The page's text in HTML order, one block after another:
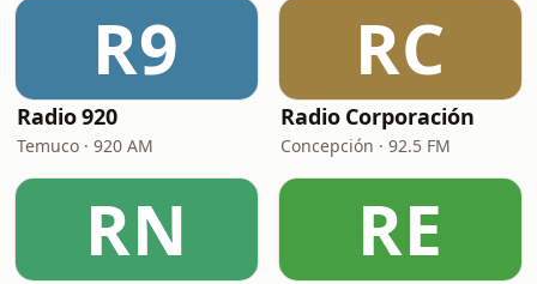
R9
Radio 920
Temuco · 920 AM
RC
Radio Corporación
Concepción · 92.5 FM
RN RE